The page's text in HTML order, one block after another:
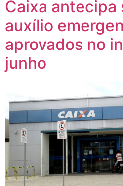
Caixa antecipa
auxílio
aprovados no
junho